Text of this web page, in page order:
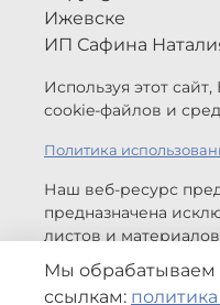
Ижевске
ИП Сафина
Используя этот
cookie-файлов и
Политика
Наш веб-ресурс
предназначена
листов и
Цены, указанные на
Мы обрабатываем
ссылкам: